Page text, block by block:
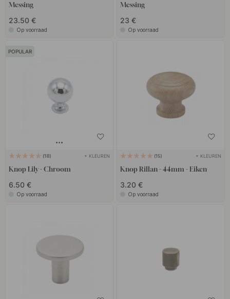
Messing
23.50 €
Op voorraad
Messing
23 €
Op voorraad
POPULAR
18 + KLEUREN
Knop Lily - Chroom
6.50 €
Op voorraad
15 + KLEUREN
Knop Rillan - 44mm - Eiken
3.20 €
Op voorraad